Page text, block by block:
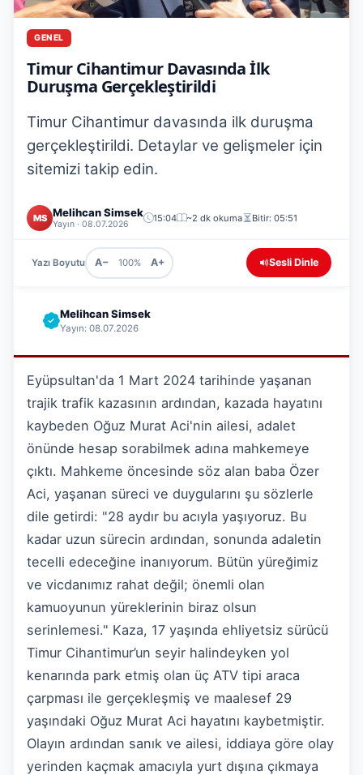
GENEL
Timur Cihantimur Davasında İlk
Duruşma Gerçekleştirildi
Timur Cihantimur davasında ilk duruşma
gerçekleştirildi. Detaylar ve gelişmeler için
sitemizi takip edin.
MS Melihcan Simsek
Yayın · 08.07.2026
15:04 ~2 dk okuma Bitir: 05:51
Yazı Boyutu A− 100% A+ Sesli Dinle
Melihcan Simsek
Yayın: 08.07.2026
Eyüpsultan'da 1 Mart 2024 tarihinde yaşanan
trajik trafik kazasının ardından, kazada hayatını
kaybeden Oğuz Murat Aci'nin ailesi, adalet
önünde hesap sorabilmek adına mahkemeye
çıktı. Mahkeme öncesinde söz alan baba Özer
Aci, yaşanan süreci ve duygularını şu sözlerle
dile getirdi: "28 aydır bu acıyla yaşıyoruz. Bu
kadar uzun sürecin ardından, sonunda adaletin
tecelli edeceğine inanıyorum. Bütün yüreğimiz
ve vicdanımız rahat değil; önemli olan
kamuoyunun yüreklerinin biraz olsun
serinlemesi." Kaza, 17 yaşında ehliyetsiz sürücü
Timur Cihantimur’un seyir halindeyken yol
kenarında park etmiş olan üç ATV tipi araca
çarpması ile gerçekleşmiş ve maalesef 29
yaşındaki Oğuz Murat Aci hayatını kaybetmiştir.
Olayın ardından sanık ve ailesi, iddiaya göre olay
yerinden kaçmak amacıyla yurt dışına çıkmaya